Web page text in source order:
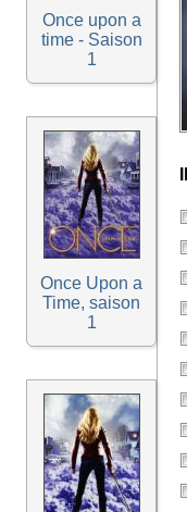
Once upon a
time - Saison
1
Once Upon a
Time, saison
1